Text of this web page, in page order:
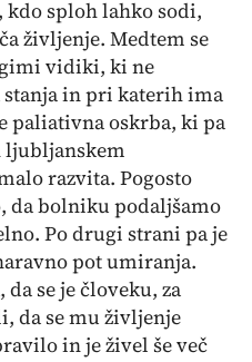
sploh lahko sodi,
življenje. Medtem se
vidiki, ki ne
in pri katerih ima
paliativna oskrba, ki pa
ljubljanskem
razvita. Pogosto
da bolniku podaljšamo
Po drugi strani pa je
pot umiranja.
se je človeku, za
da se mu življenje
in je živel še več